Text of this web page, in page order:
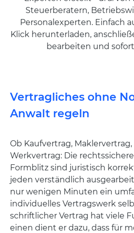
Steuerberatern,
Personalexperten. Einfach
Klick herunterladen,
bearbeiten und
Vertragliches ohne
Anwalt regeln
Ob Kaufvertrag,
Werkvertrag: Die
Formblitz sind juristisch
jeden verständlich
nur wenigen Minuten ein
individuelles Vertragswerk
schriftlicher Vertrag hat viele
einen dient er dazu, dass für